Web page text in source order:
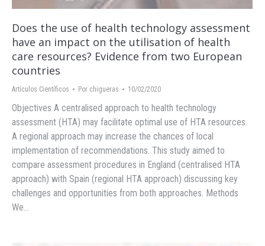
Does the use of health technology assessment
have an impact on the utilisation of health
care resources? Evidence from two European
countries
Artículos Científicos Por chigueras 10/02/2020
Objectives A centralised approach to health technology
assessment (HTA) may facilitate optimal use of HTA resources.
A regional approach may increase the chances of local
implementation of recommendations. This study aimed to
compare assessment procedures in England (centralised HTA
approach) with Spain (regional HTA approach) discussing key
challenges and opportunities from both approaches. Methods
We…